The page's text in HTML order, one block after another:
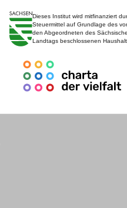
Dieses Institut wird mitfinanziert
Steuermittel auf Grundlage des
den Abgeordneten des
Landtags beschlossenen